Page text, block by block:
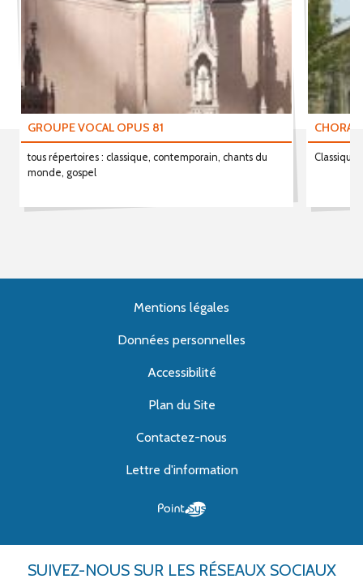
GROUPE VOCAL OPUS 81
tous répertoires : classique, contemporain, chants du
monde, gospel
Mentions légales
Données personnelles
Accessibilité
Plan du Site
Contactez-nous
Lettre d'information
SUIVEZ-NOUS SUR LES RÉSEAUX SOCIAUX